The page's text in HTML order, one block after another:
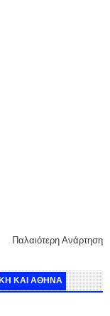
Παλαιότερη Ανάρτηση
ΚΑΙ ΑΘΗΝΑ